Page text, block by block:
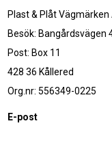
Plast & Plåt Vägmärken
Besök: Bangårdsvägen
Post: Box 11
428 36 Kållered
Org.nr: 556349-0225
E-post